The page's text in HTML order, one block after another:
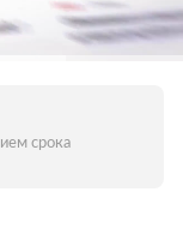
срока